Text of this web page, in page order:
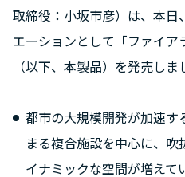
取締役：小坂市彦）は、本日
エーションとして「ファイア
（以下、本製品）を発売しま
都市の大規模開発が加速
まる複合施設を中心に、
イナミックな空間が増えて